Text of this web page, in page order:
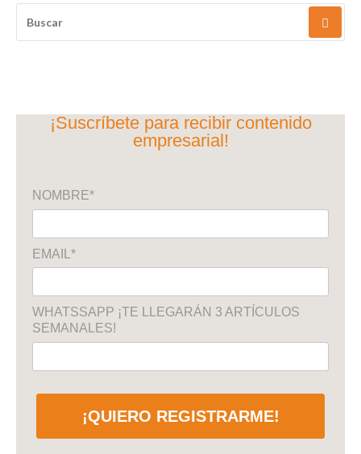
POR:
¡Suscríbete para recibir contenido
empresarial!
NOMBRE*
EMAIL*
WHATSSAPP ¡TE LLEGARÁN 3 ARTÍCULOS
SEMANALES!
¡QUIERO REGISTRARME!